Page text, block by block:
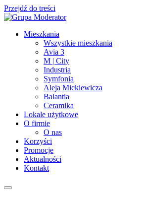
Przejdź do treści
Mieszkania
Wszystkie mieszkania
Avia 3
M | City
Industria
Symfonia
Aleja Mickiewicza
Balantia
Ceramika
Lokale użytkowe
O firmie
O nas
Korzyści
Promocje
Aktualności
Kontakt